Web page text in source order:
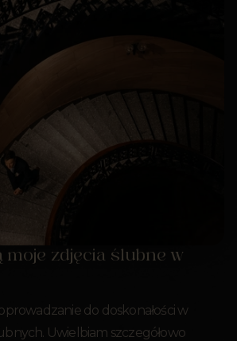
moje zdjęcia ślubne w
do doskonałości w
Uwielbiam szczegółowo